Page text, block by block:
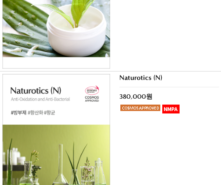
Naturotics (N)
380,000원